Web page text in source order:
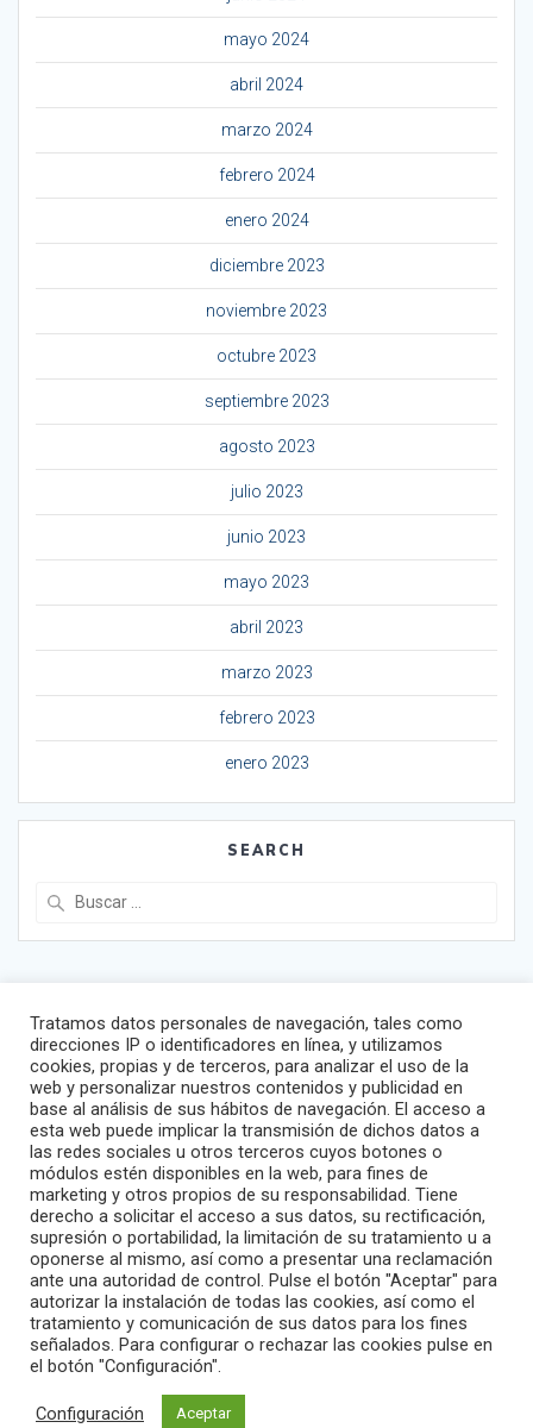
mayo 2024
abril 2024
marzo 2024
febrero 2024
enero 2024
diciembre 2023
noviembre 2023
octubre 2023
septiembre 2023
agosto 2023
julio 2023
junio 2023
mayo 2023
abril 2023
marzo 2023
febrero 2023
enero 2023
SEARCH
Sitemap
Global
España
Portugal
Enlaces de interés
Política de privacidad
Smytravel
Tratamos datos personales de navegación, tales como
direcciones IP o identificadores en línea, y utilizamos
cookies, propias y de terceros, para analizar el uso de la
web y personalizar nuestros contenidos y publicidad en
base al análisis de sus hábitos de navegación. El acceso a
esta web puede implicar la transmisión de dichos datos a
las redes sociales u otros terceros cuyos botones o
módulos estén disponibles en la web, para fines de
marketing y otros propios de su responsabilidad. Tiene
derecho a solicitar el acceso a sus datos, su rectificación,
supresión o portabilidad, la limitación de su tratamiento u a
oponerse al mismo, así como a presentar una reclamación
ante una autoridad de control. Pulse el botón "Aceptar" para
autorizar la instalación de todas las cookies, así como el
tratamiento y comunicación de sus datos para los fines
señalados. Para configurar o rechazar las cookies pulse en
el botón "Configuración".
Configuración Aceptar